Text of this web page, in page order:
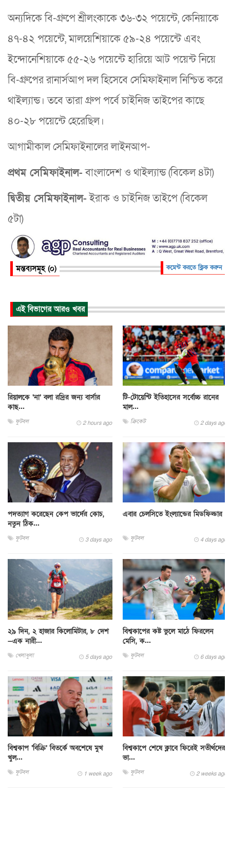
অন্যদিকে বি-গ্রুপে শ্রীলংকাকে ৩৬-৩২ পয়েন্টে, কেনিয়াকে
৪৭-৪২ পয়েন্টে, মালয়েশিয়াকে ৫৯-২৪ পয়েন্টে এবং
ইন্দোনেশিয়াকে ৫৫-২৬ পয়েন্টে হারিয়ে আট পয়েন্ট নিয়ে
বি-গ্রুপের রানার্সআপ দল হিসেবে সেমিফাইনাল নিশ্চিত করে
থাইল্যান্ড। তবে তারা গ্রুপ পর্বে চাইনিজ তাইপের কাছে
৪০-২৮ পয়েন্টে হেরেছিল।
আগামীকাল সেমিফাইনালের লাইনআপ-
প্রথম সেমিফাইনাল-বাংলাদেশ ও থাইল্যান্ড (বিকেল ৪টা)
দ্বিতীয় সেমিফাইনাল-ইরাক ও চাইনিজ তাইপে (বিকেল
৫টা)
মন্তব্যসমূহ (০) কমেন্ট করতে ক্লিক করুন
এই বিভাগের আরও খবর
রিয়ালকে ‘না’ বলা রদ্রির জন্য বার্সার
কাছ...
ফুটবল 2 hours ago
টি-টোয়েন্টি ইতিহাসের সর্বোচ্চ রানের
মাল...
ক্রিকেট 2 days ago
পদত্যাগ করেছেন কেপ ভার্দের কোচ,
নতুন ঠিক...
ফুটবল 3 days ago
এবার চেলসিতে ইংল্যান্ডের মিডফিল্ডার
ফুটবল 4 days ago
২৯ দিন, ২ হাজার কিলোমিটার, ৮ দেশ
—এক নারী...
খেলাধুলা 5 days ago
বিশ্বকাপের কষ্ট ভুলে মাঠে ফিরলেন
মেসি, ক...
ফুটবল 6 days ago
বিশ্বকাপ ‘বিক্রি’ বিতর্কে অবশেষে মুখ
খুল...
ফুটবল 1 week ago
বিশ্বকাপে শেষে ক্লাবে ফিরেই সতীর্থদের
ভা...
ফুটবল 2 weeks ago